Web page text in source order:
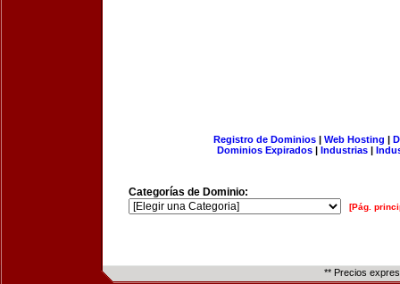
Registro de Dominios| Web Hosting |
Dominios Expirados | Industrias |
Categorías de Dominio:
[Pág.
** Precios